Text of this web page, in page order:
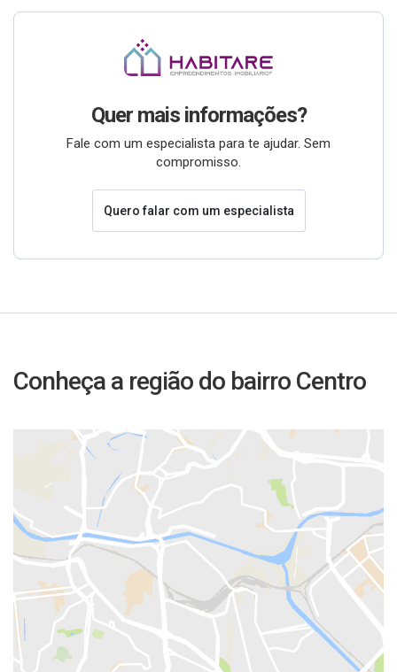
Quer mais informações?
Fale com um especialista para te ajudar. Sem
compromisso.
Quero falar com um especialista
Conheça a região do bairro Centro